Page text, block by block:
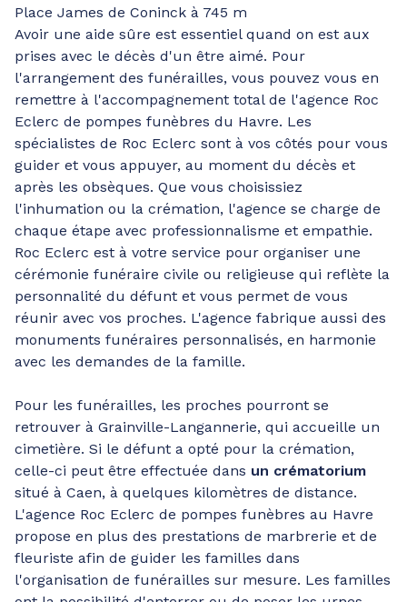
Place James de Coninck à 745 m
Avoir une aide sûre est essentiel quand on est aux
prises avec le décès d'un être aimé. Pour
l'arrangement des funérailles, vous pouvez vous en
remettre à l'accompagnement total de l'agence Roc
Eclerc de pompes funèbres du Havre. Les
spécialistes de Roc Eclerc sont à vos côtés pour vous
guider et vous appuyer, au moment du décès et
après les obsèques. Que vous choisissiez
l'inhumation ou la crémation, l'agence se charge de
chaque étape avec professionnalisme et empathie.
Roc Eclerc est à votre service pour organiser une
cérémonie funéraire civile ou religieuse qui reflète la
personnalité du défunt et vous permet de vous
réunir avec vos proches. L'agence fabrique aussi des
monuments funéraires personnalisés, en harmonie
avec les demandes de la famille.
Pour les funérailles, les proches pourront se
retrouver à Grainville-Langannerie, qui accueille un
cimetière. Si le défunt a opté pour la crémation,
celle-ci peut être effectuée dans un crématorium
situé à Caen, à quelques kilomètres de distance.
L'agence Roc Eclerc de pompes funèbres au Havre
propose en plus des prestations de marbrerie et de
fleuriste afin de guider les familles dans
l'organisation de funérailles sur mesure. Les familles